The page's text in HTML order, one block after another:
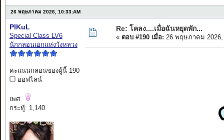
26 พฤษภาคม 2026, 10:33:AM
PIKuL
Special Class LV6
นักกลอนเอกแห่งวังหลวง
คะแนนกลอนของผู้นี้ 190
ออฟไลน์
เพศ:
กระทู้: 1,140
Re: โคลง....เมื่อฉันหยุดพัก...
« ตอบ #190 เมื่อ: 26 พฤษภาคม 2026,